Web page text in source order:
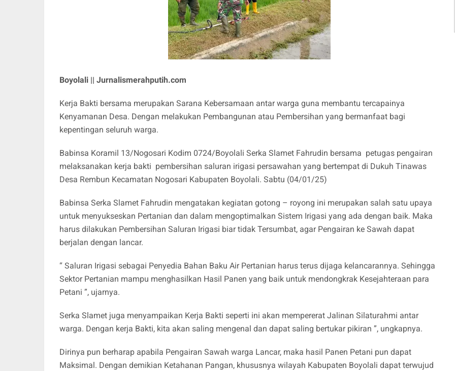
Boyolali || Jurnalismerahputih.com
Kerja Bakti bersama merupakan Sarana Kebersamaan antar warga guna membantu tercapainya
Kenyamanan Desa. Dengan melakukan Pembangunan atau Pembersihan yang bermanfaat bagi
kepentingan seluruh warga.
Babinsa Koramil 13/Nogosari Kodim 0724/Boyolali Serka Slamet Fahrudin bersama petugas pengairan
melaksanakan kerja bakti pembersihan saluran irigasi persawahan yang bertempat di Dukuh Tinawas
Desa Rembun Kecamatan Nogosari Kabupaten Boyolali. Sabtu (04/01/25)
Babinsa Serka Slamet Fahrudin mengatakan kegiatan gotong – royong ini merupakan salah satu upaya
untuk menyukseskan Pertanian dan dalam mengoptimalkan Sistem Irigasi yang ada dengan baik. Maka
harus dilakukan Pembersihan Saluran Irigasi biar tidak Tersumbat, agar Pengairan ke Sawah dapat
berjalan dengan lancar.
“ Saluran Irigasi sebagai Penyedia Bahan Baku Air Pertanian harus terus dijaga kelancarannya. Sehingga
Sektor Pertanian mampu menghasilkan Hasil Panen yang baik untuk mendongkrak Kesejahteraan para
Petani ”, ujarnya.
Serka Slamet juga menyampaikan Kerja Bakti seperti ini akan mempererat Jalinan Silaturahmi antar
warga. Dengan kerja Bakti, kita akan saling mengenal dan dapat saling bertukar pikiran ”, ungkapnya.
Dirinya pun berharap apabila Pengairan Sawah warga Lancar, maka hasil Panen Petani pun dapat
Maksimal. Dengan demikian Ketahanan Pangan, khususnya wilayah Kabupaten Boyolali dapat terwujud